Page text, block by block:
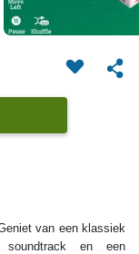
van een klassiek
soundtrack en een